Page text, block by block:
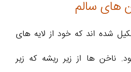
های سالم
شده اند که خود از لایه های
ناخن ها از زیر ریشه که زیر